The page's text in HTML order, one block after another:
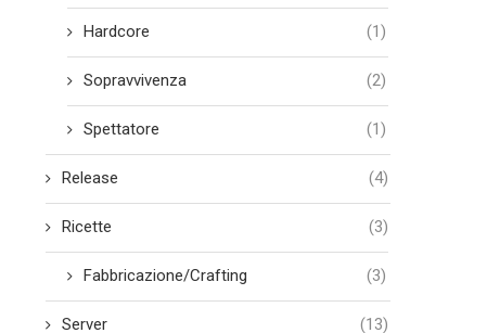
Hardcore (1)
Sopravvivenza (2)
Spettatore (1)
Release (4)
Ricette (3)
Fabbricazione/Crafting (3)
Server (13)